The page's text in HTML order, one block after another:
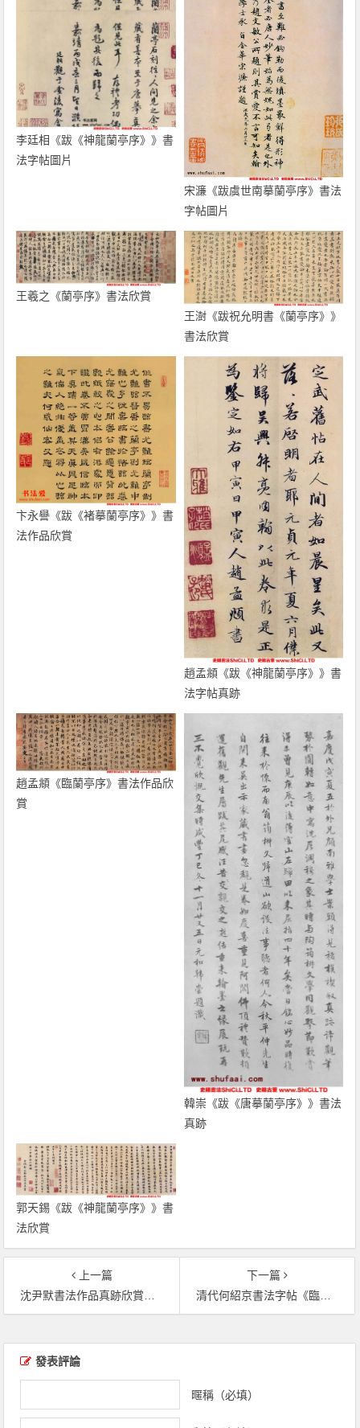
李廷相《跋《神龍蘭亭序》》書
法字帖圖片
宋濂《跋虞世南摹蘭亭序》書法
字帖圖片
王羲之《蘭亭序》書法欣賞
王澍《跋祝允明書《蘭亭序》》
書法欣賞
卞永譽《跋《褚摹蘭亭序》》書
法作品欣賞
趙孟頫《跋《神龍蘭亭序》》書
法字帖真跡
趙孟頫《臨蘭亭序》書法作品欣
賞
韓崇《跋《唐摹蘭亭序》》書法
真跡
郭天錫《跋《神龍蘭亭序》》書
法欣賞
上一篇
沈尹默書法作品真跡欣賞臨《蘭亭序》三種（共3張圖片）
下一篇
清代何紹京書法字帖《臨宋搨本蘭亭序》（共7張圖片）
發表評論
暱稱（必填）